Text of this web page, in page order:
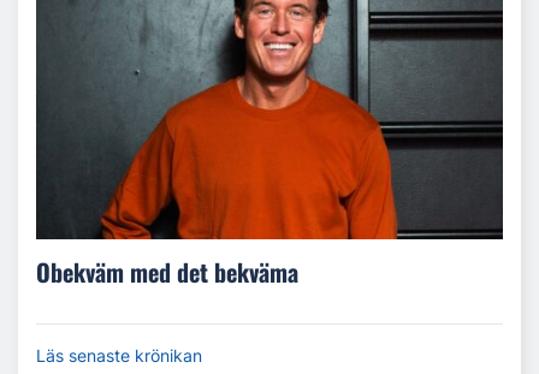
Obekväm med det bekväma
Läs senaste krönikan